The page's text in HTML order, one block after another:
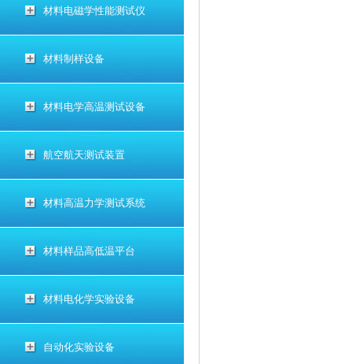
材料电磁学性能测试仪
材料制样设备
材料电学高温测试设备
航空航天测试装置
材料高温力学测试系统
材料样品高低温平台
材料电化学实验设备
自动化实验设备